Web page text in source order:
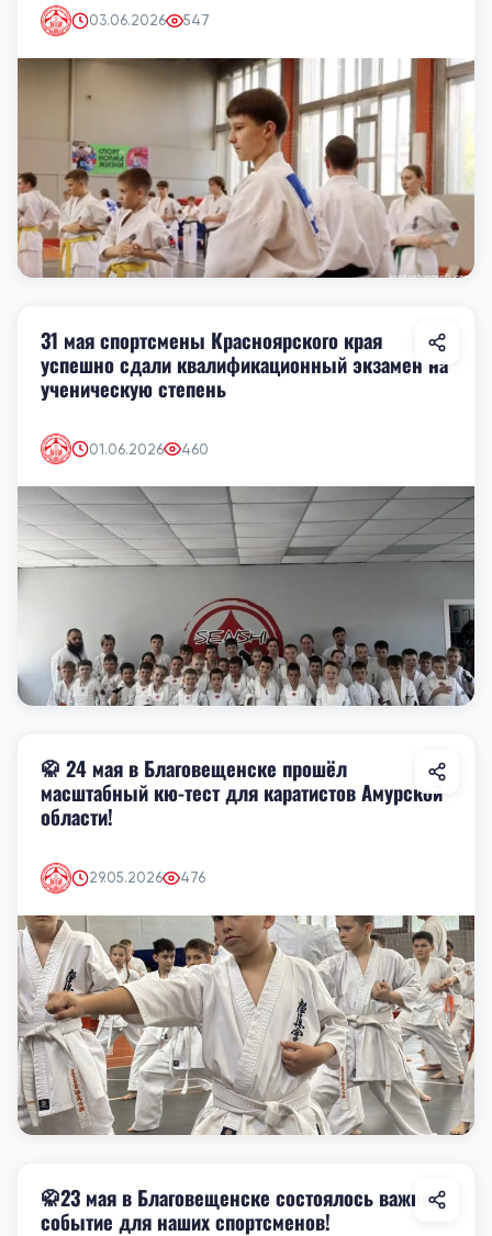
03.06.2026 547
31 мая спортсмены Красноярского края
успешно сдали квалификационный экзамен на
ученическую степень
01.06.2026 460
🥋 24 мая в Благовещенске прошёл
масштабный кю-тест для каратистов Амурской
области!
29.05.2026 476
🥋23 мая в Благовещенске состоялось важное
событие для наших спортсменов!